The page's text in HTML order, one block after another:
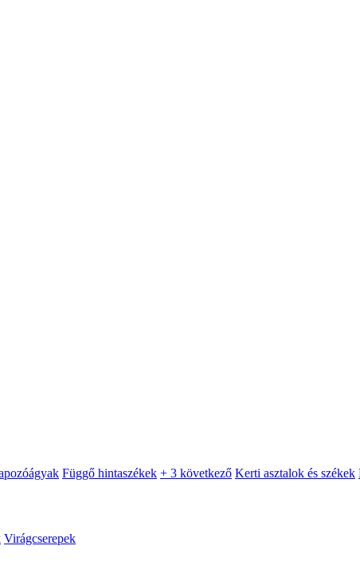
Függő hintaszékek + 3 következő Kerti asztalok és székek
Virágcserepek